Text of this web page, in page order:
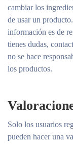
cambiar los
de usar un
información es de
tienes dudas,
no se hace
los productos.
Solo los usuarios
pueden hacer una